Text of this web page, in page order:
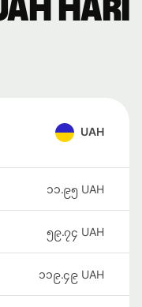
hari
UAH
၁၁.၉၅ UAH
၅၉.၇၄ UAH
၁၁၉.၄၉ UAH